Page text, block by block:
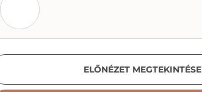
DogsVol II 062
ELŐNÉZET MEGTEKINTÉSE